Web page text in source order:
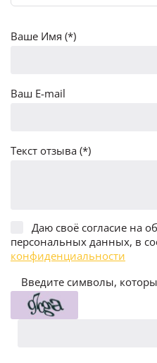
Ваше Имя (*)
Ваш E-mail
Текст отзыва (*)
Даю своё согласие на
персональных данных, в
конфиденциальности
Введите символы,